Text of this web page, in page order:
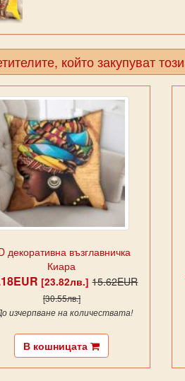
който закупуват
декоративна възглавничка
Киара
[23.82лв.] 15.62EUR
[30.55лв.]
изчерпване на количествата!
В кошницата